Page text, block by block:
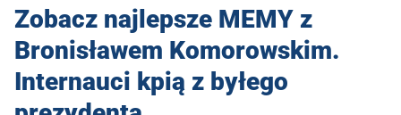
Zobacz najlepsze MEMY z
Bronisławem Komorowskim.
Internauci kpią z byłego